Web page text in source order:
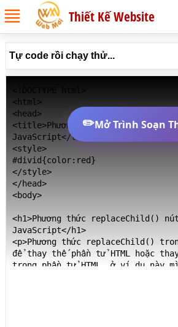
Thiết Kế Website
Tự code rồi chạy thử...
<html>
<head>
<title>Phương thức replaceChild()
JavaScript</title>
<style>
#divid{color:red}
</style>
</head>
<body>
<h1>Phương thức replaceChild()
JavaScript</h1>
<p>Phương thức replaceChild()
để thay thế phần tử HTML hoặc
trong phần tử HTML, ở ví dụ này
✏️Mở Trình Soạn